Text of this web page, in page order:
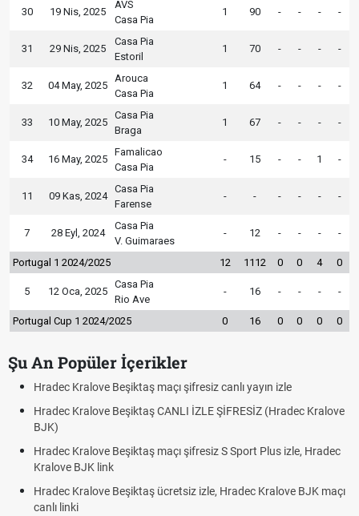
30 19 Nis, 2025
AVS
Casa Pia
1 90 - - - -
31 29 Nis, 2025
Casa Pia
Estoril
1 70 - - - -
32 04 May, 2025
Arouca
Casa Pia
1 64 - - - -
33 10 May, 2025
Casa Pia
Braga
1 67 - - - -
34 16 May, 2025
Famalicao
Casa Pia
- 15 - - 1 -
11 09 Kas, 2024
Casa Pia
Farense
- - - - - -
7 28 Eyl, 2024
Casa Pia
V. Guimaraes
- 12 - - - -
Portugal 1 2024/2025 12 1112 0 0 4 0
5 12 Oca, 2025
Casa Pia
Rio Ave
- 16 - - - -
Portugal Cup 1 2024/2025 0 16 0 0 0 0
Şu An Popüler İçerikler
Hradec Kralove Beşiktaş maçı şifresiz canlı yayın izle
Hradec Kralove Beşiktaş CANLI İZLE ŞİFRESİZ (Hradec Kralove
Hradec Kralove Beşiktaş maçı şifresiz S Sport Plus izle, Hradec
Kralove BJK link
Hradec Kralove Beşiktaş ücretsiz izle, Hradec Kralove BJK maçı
canlı linki